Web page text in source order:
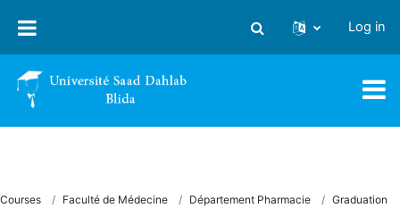
Toggle search input
Log in
Courses Faculté de Médecine Département Pharmacie
Graduation